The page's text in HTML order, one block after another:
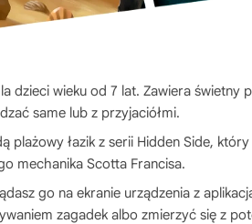
dzieci wieku od 7 lat. Zawiera świetny
same lub z przyjaciółmi.
plażowy łazik z serii Hidden Side,
mechanika Scotta Francisa.
go na ekranie urządzenia z
zagadek albo zmierzyć się z